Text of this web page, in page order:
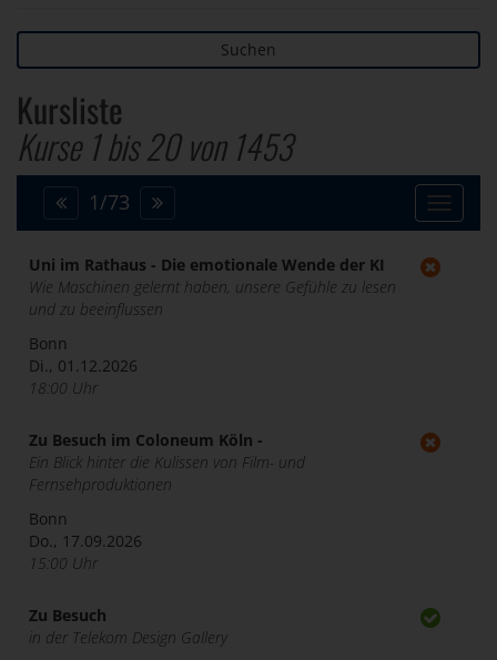
Suchen
Kursliste
Kurse 1 bis20von 1453
Toggle
1/73
Uni im Rathaus - Die emotionale Wende der KI
Wie Maschinen gelernt haben, unsere Gefühle zu lesen
und zu beeinflussen
Bonn
Di., 01.12.2026
18:00 Uhr
Zu Besuch im Coloneum Köln -
Ein Blick hinter die Kulissen von Film- und
Fernsehproduktionen
Bonn
Do., 17.09.2026
15:00 Uhr
Zu Besuch
in der Telekom Design Gallery